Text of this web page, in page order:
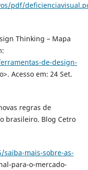
pdf/
Thinking – Mapa
de-design-
Acesso em: 24 Set.
regras de
brasileiro. Blog Cetro
mais-sobre-as-
para-o-mercado-